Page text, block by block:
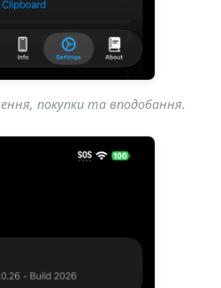
покупки та вподобання.